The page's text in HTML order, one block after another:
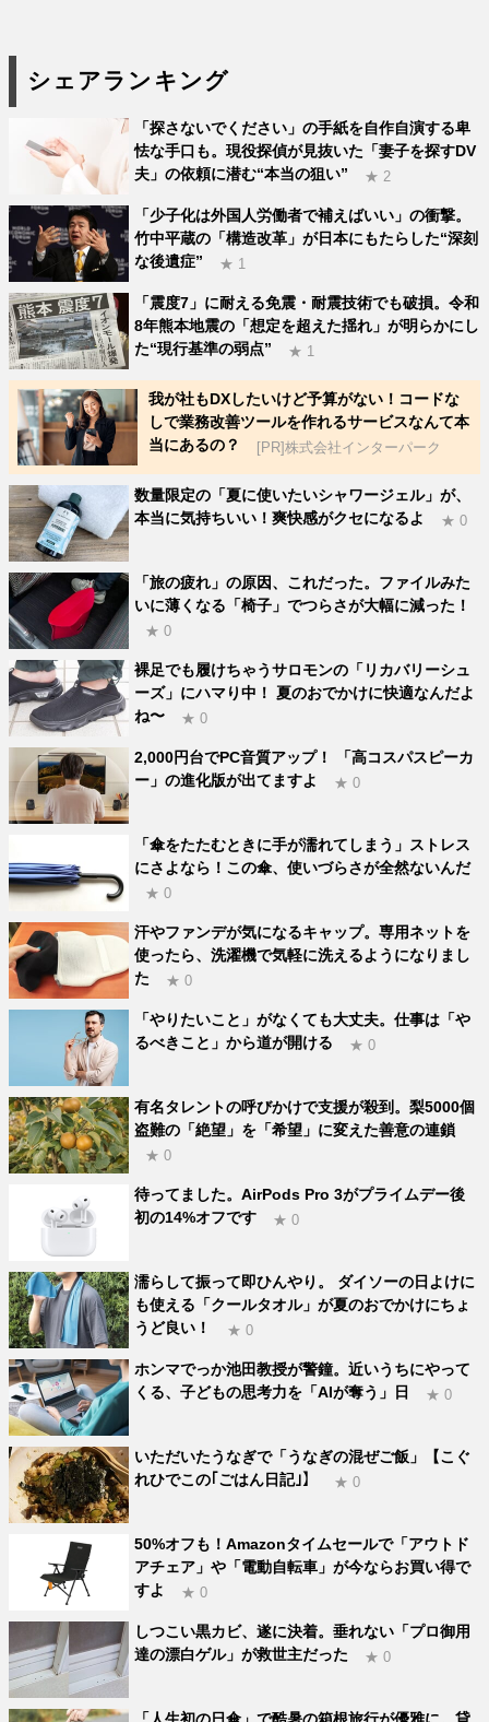
シェアランキング
「探さないでください」の手紙を自作自演する卑
怯な手口も。現役探偵が見抜いた「妻子を探すDV
夫」の依頼に潜む“本当の狙い”
★ 2
「少子化は外国人労働者で補えばいい」の衝撃。
竹中平蔵の「構造改革」が日本にもたらした“深刻
な後遺症”
★ 1
「震度7」に耐える免震・耐震技術でも破損。令和
8年熊本地震の「想定を超えた揺れ」が明らかにし
た“現行基準の弱点”
★ 1
我が社もDXしたいけど予算がない！コードな
しで業務改善ツールを作れるサービスなんて本
当にあるの？
[PR]株式会社インターパーク
数量限定の「夏に使いたいシャワージェル」が、
本当に気持ちいい！爽快感がクセになるよ
★ 0
「旅の疲れ」の原因、これだった。ファイルみた
いに薄くなる「椅子」でつらさが大幅に減った！
★ 0
裸足でも履けちゃうサロモンの「リカバリーシュ
ーズ」にハマり中！ 夏のおでかけに快適なんだよ
ね〜
★ 0
2,000円台でPC音質アップ！ 「高コスパスピーカ
ー」の進化版が出てますよ
★ 0
「傘をたたむときに手が濡れてしまう」ストレス
にさよなら！この傘、使いづらさが全然ないんだ
★ 0
汗やファンデが気になるキャップ。専用ネットを
使ったら、洗濯機で気軽に洗えるようになりまし
た
★ 0
「やりたいこと」がなくても大丈夫。仕事は「や
るべきこと」から道が開ける
★ 0
有名タレントの呼びかけで支援が殺到。梨5000個
盗難の「絶望」を「希望」に変えた善意の連鎖
★ 0
待ってました。AirPods Pro 3がプライムデー後
初の14%オフです
★ 0
濡らして振って即ひんやり。 ダイソーの日よけに
も使える「クールタオル」が夏のおでかけにちょ
うど良い！
★ 0
ホンマでっか池田教授が警鐘。近いうちにやって
くる、子どもの思考力を「AIが奪う」日
★ 0
いただいたうなぎで「うなぎの混ぜご飯」【こぐ
れひでこの｢ごはん日記｣】
★ 0
50%オフも！Amazonタイムセールで「アウトド
アチェア」や「電動自転車」が今ならお買い得で
すよ
★ 0
しつこい黒カビ、遂に決着。垂れない「プロ御用
達の漂白ゲル」が救世主だった
★ 0